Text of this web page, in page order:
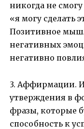
никогда не смогу
«я могу сделать
Позитивное
негативных
негативно
3. Аффирмации.
утверждения в
фразы, которые
способность к